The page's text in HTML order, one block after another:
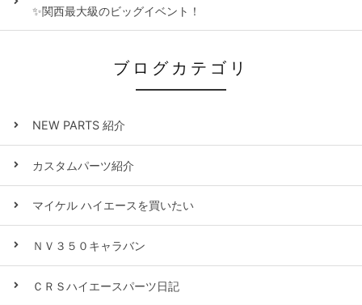
✨関西最大級のビッグイベント！
ブログカテゴリ
NEW PARTS 紹介
カスタムパーツ紹介
マイケル ハイエースを買いたい
ＮＶ３５０キャラバン
ＣＲＳハイエースパーツ日記